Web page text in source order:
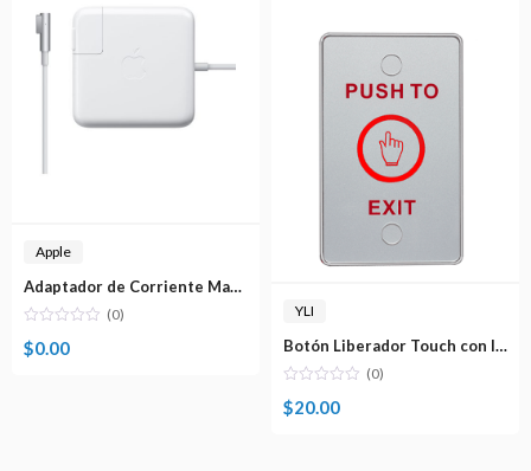
Apple
Adaptador de Corriente MagSafe 2 de 45W
(0)
$0.00
YLI
Botón Liberador Touch con Iluminación LED YLI
(0)
$20.00